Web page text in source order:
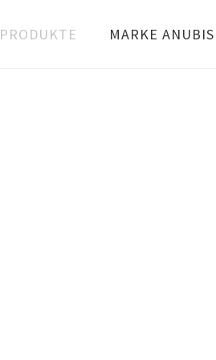
PRODUKTE MARKE ANUBIS